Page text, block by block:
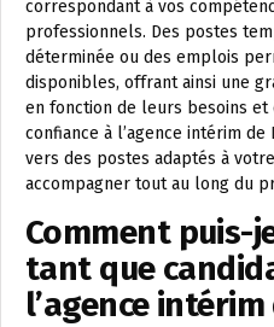
correspondant à vos
professionnels. Des postes
déterminée ou des emplois
disponibles, offrant ainsi une
en fonction de leurs besoins
confiance à l’agence intérim
vers des postes adaptés à
accompagner tout au long du
Comment puis-
tant que
l’agence